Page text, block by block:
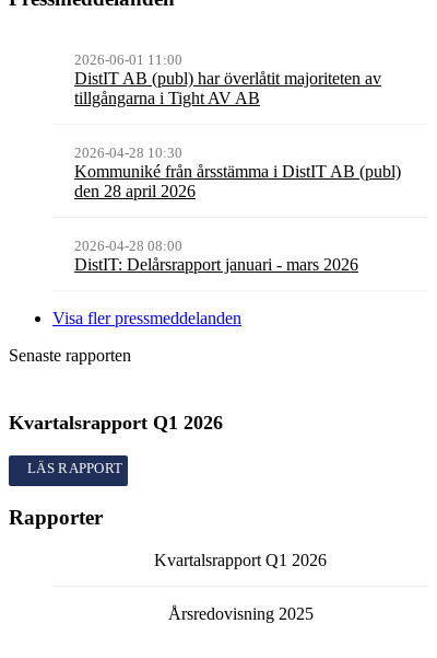
2026-06-01 11:00
DistIT AB (publ) har överlåtit majoriteten av
tillgångarna i Tight AV AB
2026-04-28 10:30
Kommuniké från årsstämma i DistIT AB (publ)
den 28 april 2026
2026-04-28 08:00
DistIT: Delårsrapport januari - mars 2026
Visa fler pressmeddelanden
Senaste rapporten
Kvartalsrapport Q1 2026
Kvartalsrapport
Rapporter
Kvartalsrapport Q1 2026
Årsredovisning 2025